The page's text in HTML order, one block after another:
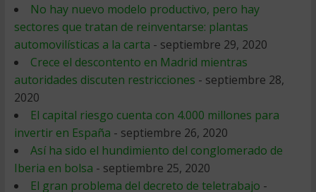
No hay nuevo modelo productivo, pero hay
sectores que tratan de reinventarse: plantas
automovilísticas a la carta - septiembre 29, 2020
Crece el descontento en Madrid mientras
autoridades discuten restricciones - septiembre 28,
2020
El capital riesgo cuenta con 4.000 millones para
invertir en España - septiembre 26, 2020
Así ha sido el hundimiento del conglomerado de
Iberia en bolsa - septiembre 25, 2020
El gran problema del decreto de teletrabajo -